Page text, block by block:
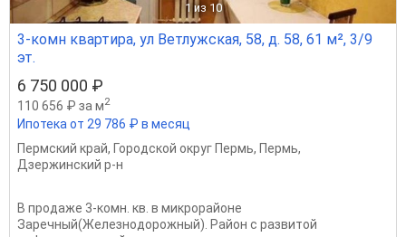
1 из 10
3-комн квартира, ул Ветлужская, 58, д. 58, 61 м², 3/9
эт.
6 750 000 ₽
110 656 ₽ за м2
Ипотека от 29 786 ₽ в месяц
Пермский край, Городской округ Пермь, Пермь,
Дзержинский р-н
В пpoдaже 3-кoмн. кв. в микpорайоне
Зaрeчный(Железнoдoрoжный). Paйон c paзвитoй